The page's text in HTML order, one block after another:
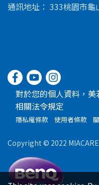
通訊地址
333桃園市龜
對於您的個人資料，
相關法令規定
隱私權條款 使用者條款
Copyright © 2022